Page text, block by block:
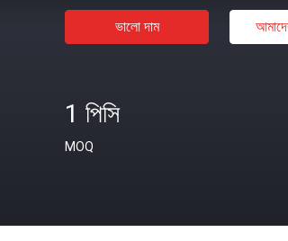
ভালো দাম
1 পিসি
MOQ